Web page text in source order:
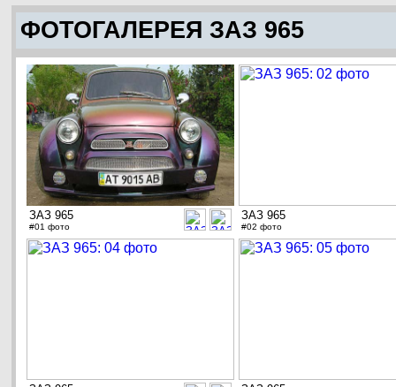
ФОТОГАЛЕРЕЯ ЗАЗ 965
ЗАЗ 965
#01 фото
ЗАЗ 965
#02 фото